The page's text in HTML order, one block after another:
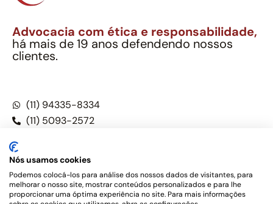
Advocacia com ética e responsabilidade,
há mais de 19 anos defendendo nossos
clientes.
(11) 94335-8334
(11) 5093-2572
Este site não é um produto Meta Platforms, Inc., Google LLC,
Nós usamos cookies
Podemos colocá-los para análise dos nossos dados de visitantes, para
melhorar o nosso site, mostrar conteúdos personalizados e para lhe
proporcionar uma óptima experiência no site. Para mais informações